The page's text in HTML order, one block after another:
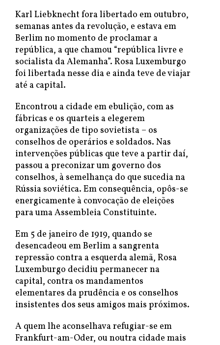
Karl Liebknecht fora libertado em outubro,
semanas antes da revolução, e estava em
Berlim no momento de proclamar a
república, a que chamou “república livre e
socialista da Alemanha”. Rosa Luxemburgo
foi libertada nesse dia e ainda teve de viajar
até a capital.
Encontrou a cidade em ebulição, com as
fábricas e os quarteis a elegerem
organizações de tipo sovietista – os
conselhos de operários e soldados. Nas
intervenções públicas que teve a partir daí,
passou a preconizar um governo dos
conselhos, à semelhança do que sucedia na
Rússia soviética. Em consequência, opôs-se
energicamente à convocação de eleições
para uma Assembleia Constituinte.
Em 5 de janeiro de 1919, quando se
desencadeou em Berlim a sangrenta
repressão contra a esquerda alemã, Rosa
Luxemburgo decidiu permanecer na
capital, contra os mandamentos
elementares da prudência e os conselhos
insistentes dos seus amigos mais próximos.
A quem lhe aconselhava refugiar-se em
Frankfurt-am-Oder, ou noutra cidade mais